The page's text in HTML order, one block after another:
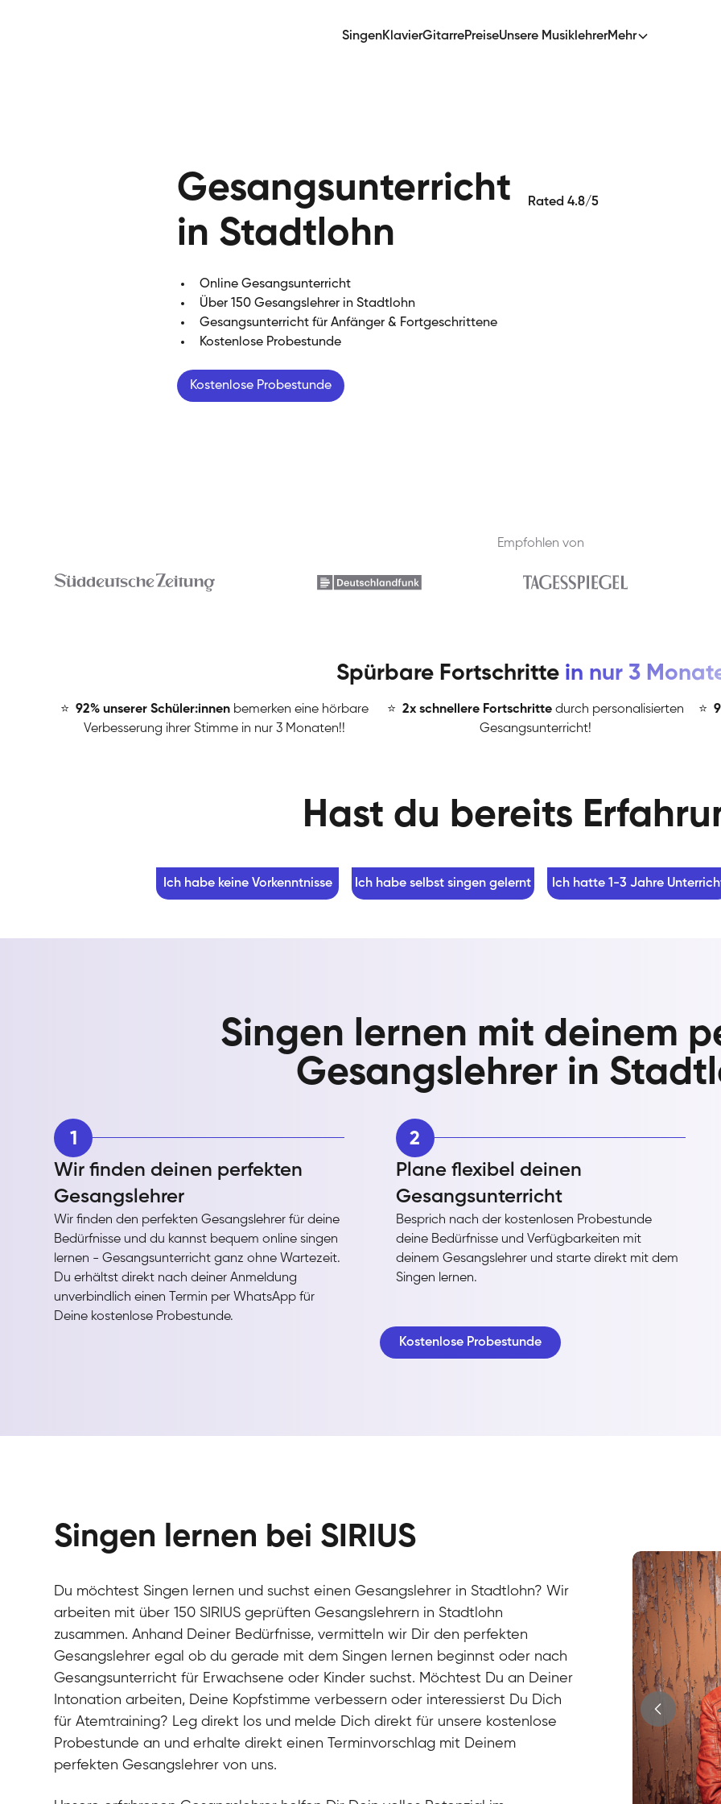
SingenKlavierGitarrePreiseUnsere MusiklehrerMehr
Gesangsunterricht
in Stadtlohn
Online Gesangsunterricht
Über 150 Gesangslehrer in Stadtlohn
Gesangsunterricht für Anfänger & Fortgeschrittene
Kostenlose Probestunde
Kostenlose Probestunde
Rated 4.8/5
Empfohlen von
Spürbare Fortschritte in nur 3
⭐ ️92% unserer Schüler:innen bemerken eine hörbare
Verbesserung ihrer Stimme in nur 3 Monaten!!
⭐ ️2x schnellere Fortschritte durch personalisierten
Gesangsunterricht!
⭐
Hast du bereits
Ich habe keine Vorkenntnisse Ich habe selbst singen gelernt Ich hatte 1-3 Jahre
Singen lernen mit deinem
Gesangslehrer in
1
Wir finden deinen perfekten
Gesangslehrer
Wir finden den perfekten Gesangslehrer für deine
Bedürfnisse und du kannst bequem online singen
lernen - Gesangsunterricht ganz ohne Wartezeit.
Du erhältst direkt nach deiner Anmeldung
unverbindlich einen Termin per WhatsApp für
Deine kostenlose Probestunde.
2
Plane flexibel deinen
Gesangsunterricht
Besprich nach der kostenlosen Probestunde
deine Bedürfnisse und Verfügbarkeiten mit
deinem Gesangslehrer und starte direkt mit dem
Singen lernen.
Kostenlose Probestunde
Singen lernen bei SIRIUS
Du möchtest Singen lernen und suchst einen Gesangslehrer in Stadtlohn? Wir
arbeiten mit über 150 SIRIUS geprüften Gesangslehrern in Stadtlohn
zusammen. Anhand Deiner Bedürfnisse, vermitteln wir Dir den perfekten
Gesangslehrer egal ob du gerade mit dem Singen lernen beginnst oder nach
Gesangsunterricht für Erwachsene oder Kinder suchst. Möchtest Du an Deiner
Intonation arbeiten, Deine Kopfstimme verbessern oder interessierst Du Dich
für Atemtraining? Leg direkt los und melde Dich direkt für unsere kostenlose
Probestunde an und erhalte direkt einen Terminvorschlag mit Deinem
perfekten Gesangslehrer von uns.
Stefan
Gesang /